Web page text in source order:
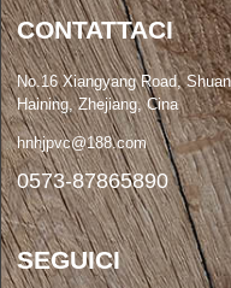
CONTATTACI
No.16 Xiangyang Road,
Haining, Zhejiang, Cina
hnhjpvc@188.com
0573-87865890
SEGUICI